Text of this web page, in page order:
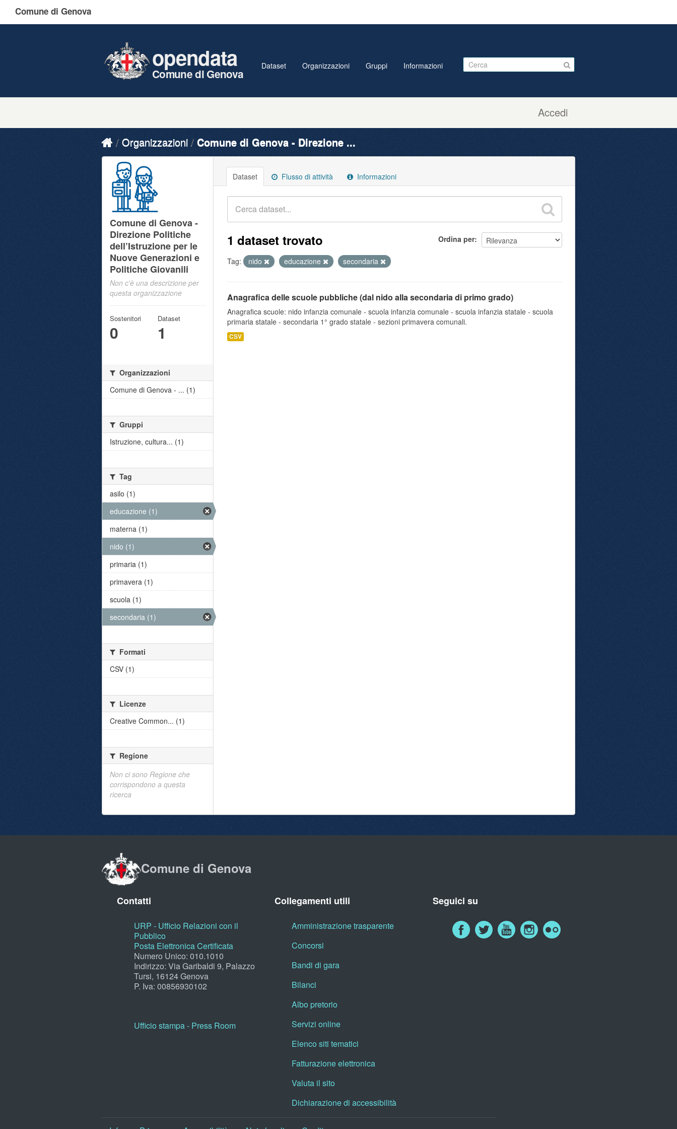
Comune di Genova
Accedi
opendata
Comune di Genova
Dataset Organizzazioni Gruppi Informazioni
Organizzazioni Comune di Genova - Direzione ...
Dataset Flusso di attività Informazioni
Ordina per
1 dataset trovato
Tag: nido educazione secondaria
Anagrafica delle scuole pubbliche (dal nido alla secondaria di primo grado)
Anagrafica scuole: nido infanzia comunale - scuola infanzia comunale - scuola infanzia statale - scuola
primaria statale - secondaria 1° grado statale - sezioni primavera comunali.
CSV
Comune di Genova -
Direzione Politiche
dell’Istruzione per le
Nuove Generazioni e
Politiche Giovanili
Non c'è una descrizione per
questa organizzazione
Sostenitori
0
Dataset
1
Organizzazioni
Comune di Genova - ... (1)
Gruppi
Istruzione, cultura... (1)
Tag
asilo (1)
educazione (1)
materna (1)
nido (1)
primaria (1)
primavera (1)
scuola (1)
secondaria (1)
Formati
CSV (1)
Licenze
Creative Common... (1)
Regione
Non ci sono Regione che
corrispondono a questa
ricerca
Comune di Genova
Contatti
URP - Ufficio Relazioni con il
Pubblico
Posta Elettronica Certificata
Numero Unico: 010.1010
Indirizzo: Via Garibaldi 9, Palazzo
Tursi, 16124 Genova
P. Iva: 00856930102
Ufficio stampa - Press Room
Collegamenti utili
Amministrazione trasparente
Concorsi
Bandi di gara
Bilanci
Albo pretorio
Servizi online
Elenco siti tematici
Fatturazione elettronica
Valuta il sito
Dichiarazione di accessibilità
Seguici su